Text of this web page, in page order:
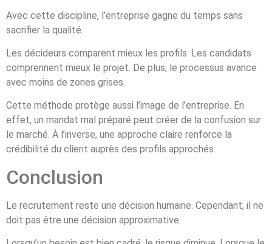
Avec cette discipline, l’entreprise gagne du temps sans
sacrifier la qualité.
Les décideurs comparent mieux les profils. Les candidats
comprennent mieux le projet. De plus, le processus avance
avec moins de zones grises.
Cette méthode protège aussi l’image de l’entreprise. En
effet, un mandat mal préparé peut créer de la confusion sur
le marché. À l’inverse, une approche claire renforce la
crédibilité du client auprès des profils approchés.
Conclusion
Le recrutement reste une décision humaine. Cependant, il ne
doit pas être une décision approximative.